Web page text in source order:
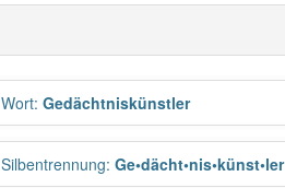
Wort: Gedächtniskünstler
Silbentrennung: Ge•dächt•nis•künst•ler